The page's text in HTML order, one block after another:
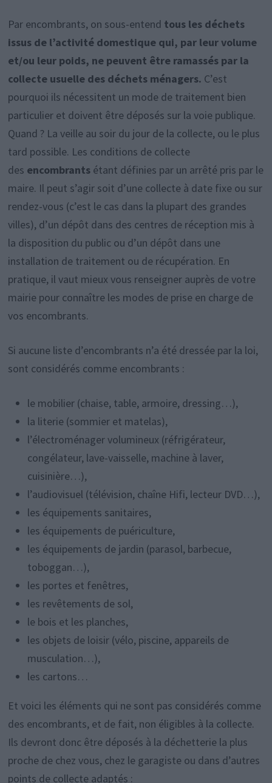
Par encombrants, on sous-entend tous les déchets
issus de l’activité domestique qui, par leur volume
et/ou leur poids, ne peuvent être ramassés par la
collecte usuelle des déchets ménagers. C’est
pourquoi ils nécessitent un mode de traitement bien
particulier et doivent être déposés sur la voie publique.
Quand ? La veille au soir du jour de la collecte, ou le plus
tard possible. Les conditions de collecte
des encombrantsétant définies par un arrêté pris par le
maire. Il peut s’agir soit d’une collecte à date fixe ou sur
rendez-vous (c’est le cas dans la plupart des grandes
villes), d’un dépôt dans des centres de réception mis à
la disposition du public ou d’un dépôt dans une
installation de traitement ou de récupération. En
pratique, il vaut mieux vous renseigner auprès de votre
mairie pour connaître les modes de prise en charge de
vos encombrants.
Si aucune liste d’encombrants n’a été dressée par la loi,
sont considérés comme encombrants :
le mobilier (chaise, table, armoire, dressing…),
la literie (sommier et matelas),
l’électroménager volumineux (réfrigérateur,
congélateur, lave-vaisselle, machine à laver,
cuisinière…),
l’audiovisuel (télévision, chaîne Hifi, lecteur DVD…),
les équipements sanitaires,
les équipements de puériculture,
les équipements de jardin (parasol, barbecue,
toboggan…),
les portes et fenêtres,
les revêtements de sol,
le bois et les planches,
les objets de loisir (vélo, piscine, appareils de
musculation…),
les cartons…
Et voici les éléments qui ne sont pas considérés comme
des encombrants, et de fait, non éligibles à la collecte.
Ils devront donc être déposés à la déchetterie la plus
proche de chez vous, chez le garagiste ou dans d’autres
points de collecte adaptés :